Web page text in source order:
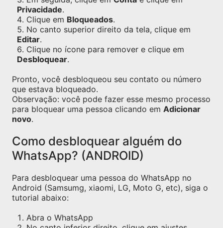
Privacidade.
Clique em Bloqueados.
No canto superior direito da tela, clique em
Editar.
Clique no ícone para remover e clique em
Desbloquear.
Pronto, você desbloqueou seu contato ou número
que estava bloqueado.
Observação: você pode fazer esse mesmo processo
para bloquear uma pessoa clicando em Adicionar
novo.
Como desbloquear alguém do
WhatsApp? (ANDROID)
Para desbloquear uma pessoa do WhatsApp no
Android (Samsumg, xiaomi, LG, Moto G, etc), siga o
tutorial abaixo:
Abra o WhatsApp